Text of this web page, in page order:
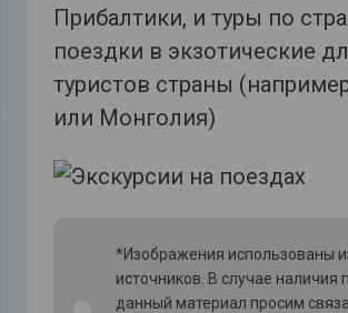
Прибалтики, и туры по
поездки в экзотические
туристов страны
или Монголия)
*Изображения использованы
источников. В случае наличия
данный материал просим